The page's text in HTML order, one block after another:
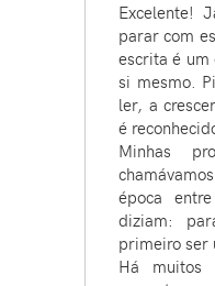
Excelente!
parar com
escrita é um
si mesmo.
ler, a
é
Minhas
época
diziam:
primeiro ser
Há muitos